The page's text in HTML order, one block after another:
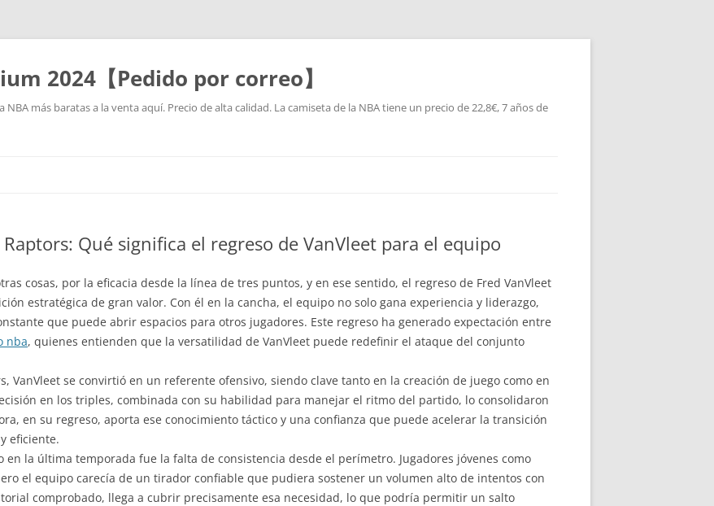
2024【Pedido por correo】
más baratas a la venta aquí. Precio de alta calidad. La camiseta de la NBA tiene un precio de 22,8€, 7 años de
Qué significa el regreso de VanVleet para el equipo
cosas, por la eficacia desde la línea de tres puntos, y en ese sentido, el regreso de Fred VanVleet
estratégica de gran valor. Con él en la cancha, el equipo no solo gana experiencia y liderazgo,
que puede abrir espacios para otros jugadores. Este regreso ha generado expectación entre
nba, quienes entienden que la versatilidad de VanVleet puede redefinir el ataque del conjunto
VanVleet se convirtió en un referente ofensivo, siendo clave tanto en la creación de juego como en
en los triples, combinada con su habilidad para manejar el ritmo del partido, lo consolidaron
en su regreso, aporta ese conocimiento táctico y una confianza que puede acelerar la transición
eficiente.
la última temporada fue la falta de consistencia desde el perímetro. Jugadores jóvenes como
el equipo carecía de un tirador confiable que pudiera sostener un volumen alto de intentos con
comprobado, llega a cubrir precisamente esa necesidad, lo que podría permitir un salto